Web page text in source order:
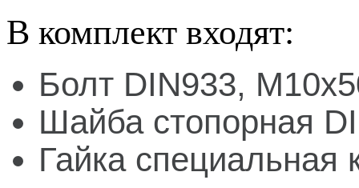
В комплект входят:
Болт DIN933,
Шайба стопорная
Гайка специальная